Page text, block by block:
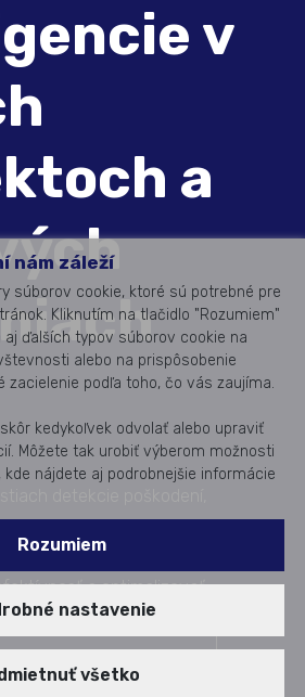
v
a
detekcie poškodení,
a automatizácie a optimalizácie
špecialisti Aricomy zlepšovať
a optimalizovať
odvetviach.
nám záleží
súborov cookie, ktoré sú potrebné pre
Kliknutím na tlačidlo "Rozumiem"
ďalších typov súborov cookie na
alebo na prispôsobenie
zacielenie podľa toho, čo vás zaujíma.
kedykoľvek odvolať alebo upraviť
Môžete tak urobiť výberom možnosti
kde nájdete aj podrobnejšie informácie
Rozumiem
nastavenie
všetko